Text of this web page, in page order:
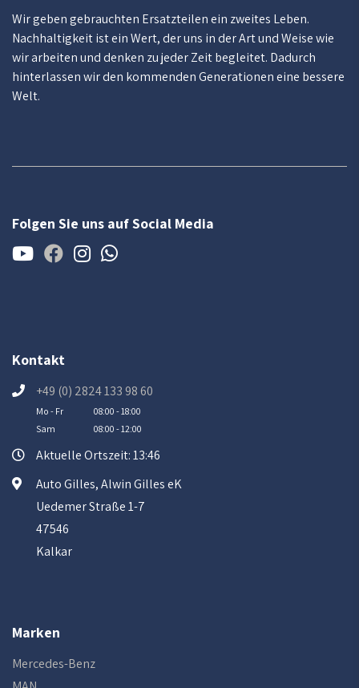
Wir geben gebrauchten Ersatzteilen ein zweites Leben.
Nachhaltigkeit ist ein Wert, der uns in der Art und Weise wie
wir arbeiten und denken zu jeder Zeit begleitet. Dadurch
hinterlassen wir den kommenden Generationen eine bessere
Welt.
Folgen Sie uns auf Social Media
Kontakt
+49 (0) 2824 133 98 60
Mo - Fr
08:00 - 18:00
Sam
08:00 - 12:00
Aktuelle Ortszeit: 13:46
Auto Gilles, Alwin Gilles eK
Uedemer Straße 1-7
47546
Kalkar
Marken
Mercedes-Benz